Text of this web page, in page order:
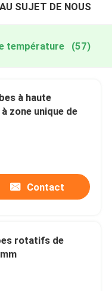
AU SUJET DE NOUS
température (57)
à haute
zone unique de
Contact
rotatifs de